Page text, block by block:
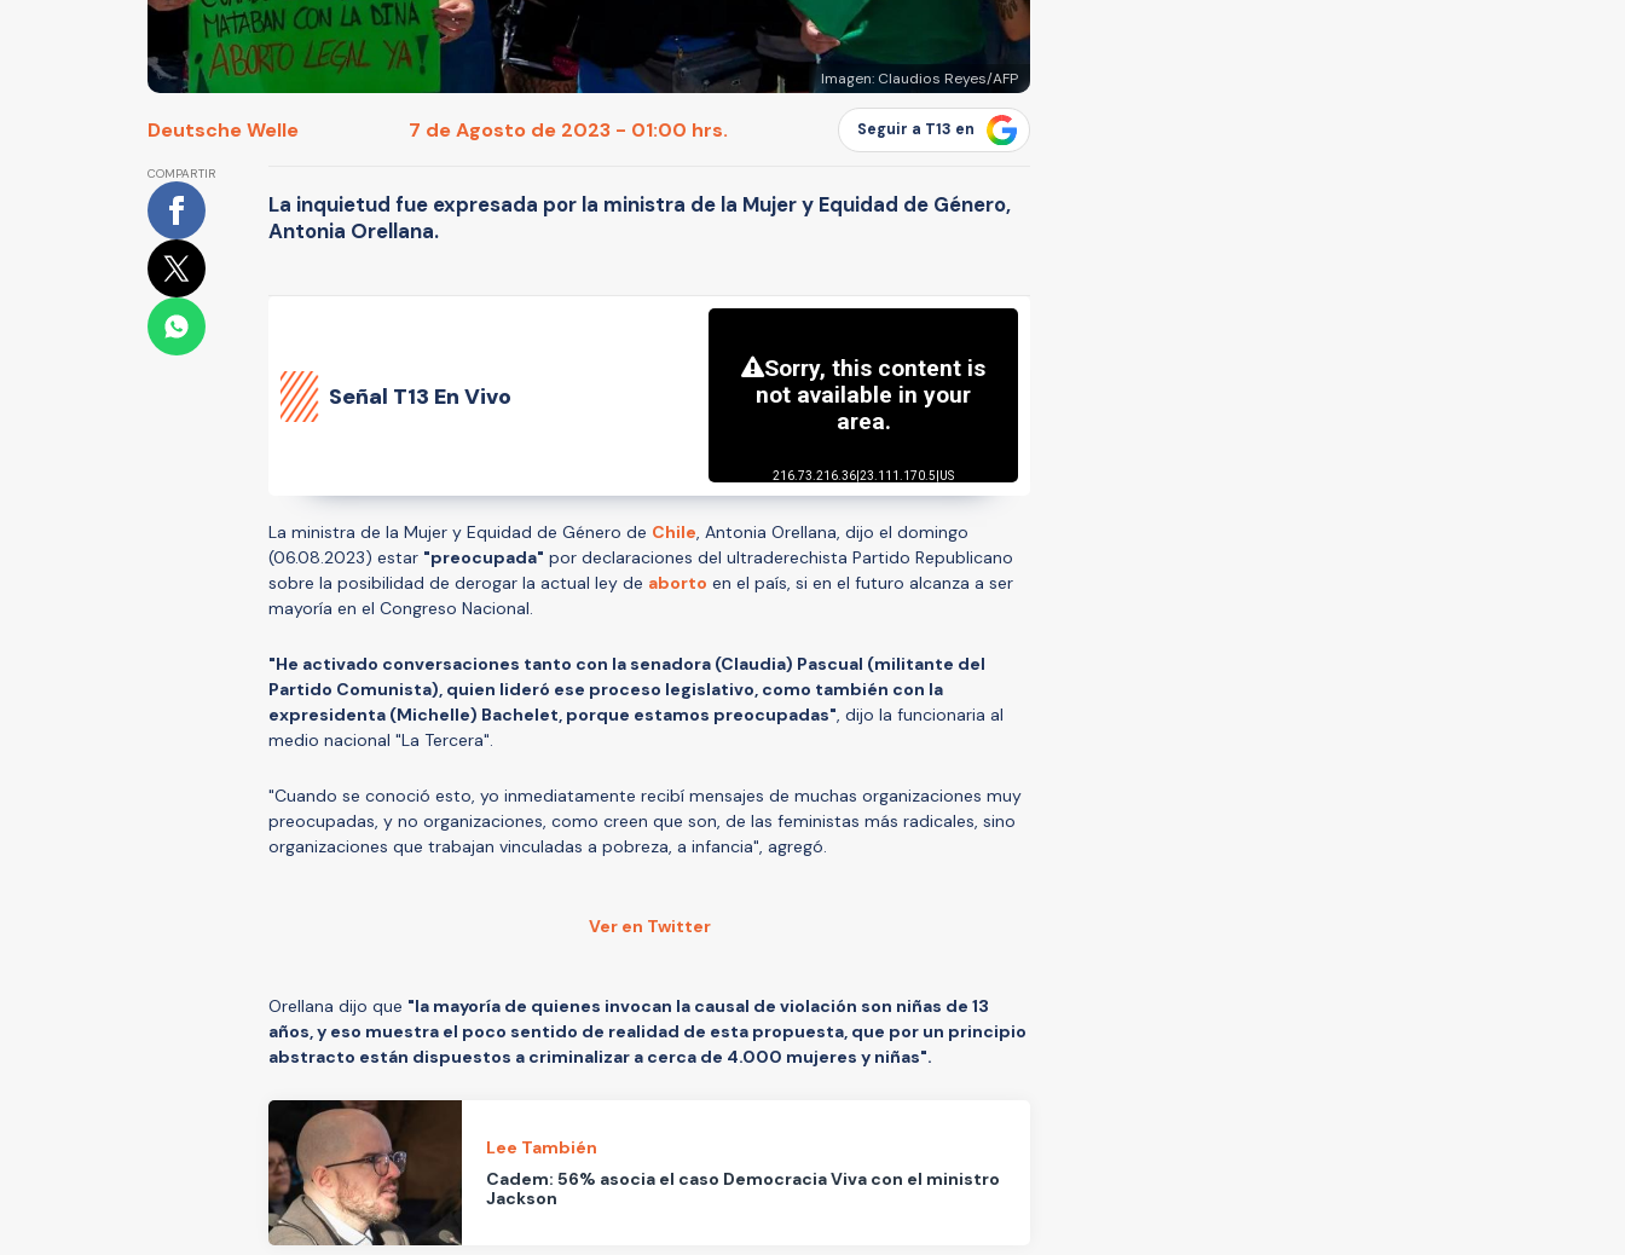
Imagen: Claudios Reyes/AFP
Deutsche Welle 7 de Agosto de 2023 - 01:00 hrs. Seguir a T13 en
COMPARTIR
La inquietud fue expresada por la ministra de la Mujer y Equidad de Género,
Antonia Orellana.
Señal T13 En Vivo
La ministra de la Mujer y Equidad de Género de Chile, Antonia Orellana, dijo el domingo
(06.08.2023) estar "preocupada" por declaraciones del ultraderechista Partido Republicano
sobre la posibilidad de derogar la actual ley de aborto en el país, si en el futuro alcanza a ser
mayoría en el Congreso Nacional.
"He activado conversaciones tanto con la senadora (Claudia) Pascual (militante del
Partido Comunista), quien lideró ese proceso legislativo, como también con la
expresidenta (Michelle) Bachelet, porque estamos preocupadas", dijo la funcionaria al
medio nacional "La Tercera".
"Cuando se conoció esto, yo inmediatamente recibí mensajes de muchas organizaciones muy
preocupadas, y no organizaciones, como creen que son, de las feministas más radicales, sino
organizaciones que trabajan vinculadas a pobreza, a infancia", agregó.
Ver en Twitter
Orellana dijo que "la mayoría de quienes invocan la causal de violación son niñas de 13
años, y eso muestra el poco sentido de realidad de esta propuesta, que por un principio
abstracto están dispuestos a criminalizar a cerca de 4.000 mujeres y niñas".
Lee También
Cadem: 56% asocia el caso Democracia Viva con el ministro
Jackson